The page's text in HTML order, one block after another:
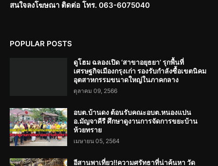
สนใจลงโฆษณา ติดต่อ โทร. 063-6075040
POPULAR POSTS
ดูโฮม ฉลองเปิด ‘สาขาอยุธยา’ รุกพื้นที่
เศรษฐกิจเมืองกรุงเก่า รองรับกำลังซื้อเขตนิคม
อุตสาหกรรมขนาดใหญ่ในภาคกลาง
ตุลาคม 09, 2566
อบต.บ้านดง ต้อนรับคณะอบต.หนองแปน
อ.มัญจาคีรี ศึกษาดูงานการจัดการขยะบ้าน
ห้วยทราย
เมษายน 05, 2564
อีสานพาเที่ยว!!ความศรัทธาที่น่าค้นหา วัด